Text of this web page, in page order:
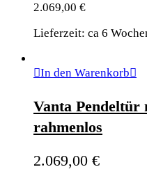
2.069,00 €
Lieferzeit: ca 6
In den Warenkorb
Vanta Pendeltür
rahmenlos
2.069,00 €